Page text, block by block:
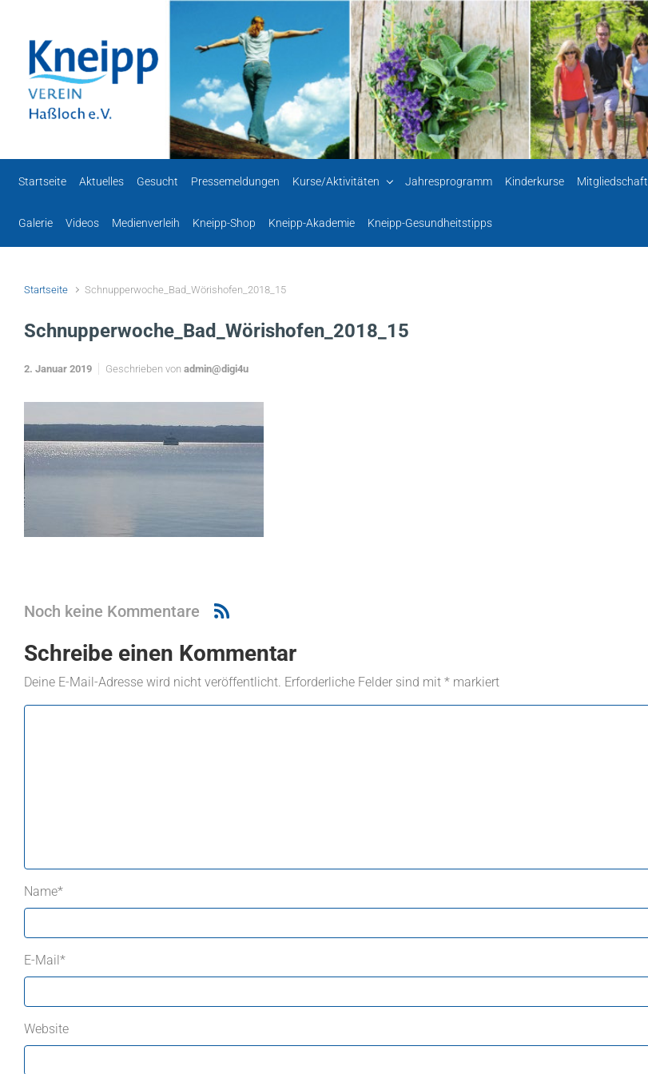
Startseite Aktuelles Gesucht Pressemeldungen Kurse/Aktivitäten Jahresprogramm Kinderkurse Mitgliedschaft
Galerie Videos Medienverleih Kneipp-Shop Kneipp-Akademie Kneipp-Gesundheitstipps
Startseite Schnupperwoche_Bad_Wörishofen_2018_15
Schnupperwoche_Bad_Wörishofen_2018_15
2. Januar 2019 Geschrieben von admin@digi4u
Noch keine Kommentare
Schreibe einen Kommentar
Deine E-Mail-Adresse wird nicht veröffentlicht. Erforderliche Felder sind mit * markiert
Name*
E-Mail *
Website